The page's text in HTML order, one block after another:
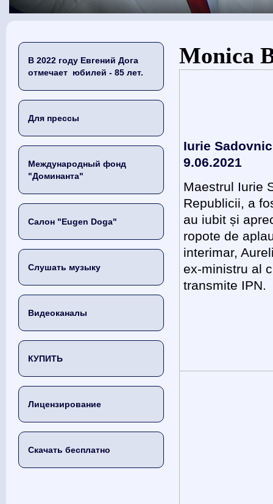
В 2022 году Евгений Дога
отмечает юбилей - 85 лет.
Для прессы
Международный фонд
"Доминанта"
Салон "Eugen Doga"
Слушать музыку
Видеоканалы
КУПИТЬ
Лицензирование
Скачать бесплатно
Вы здесь
Monica
Iurie
9.06.2021
Maestrul Iurie
Republicii, a
au iubit și
ropote de
interimar,
ex-ministru al
transmite IPN.